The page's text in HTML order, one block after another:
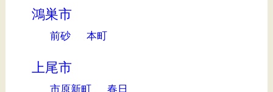
鴻巣市
前砂 本町
上尾市
市原新町 春日